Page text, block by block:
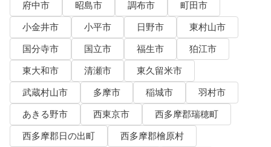
府中市
昭島市 調布市
町田市
小金井市
小平市 日野市
東村山市
国分寺市
国立市 福生市
狛江市
東大和市
清瀬市
東久留米市
武蔵村山市
多摩市 稲城市
羽村市
あきる野市
西東京市
西多摩郡瑞穂町
西多摩郡日の出町
西多摩郡檜原村